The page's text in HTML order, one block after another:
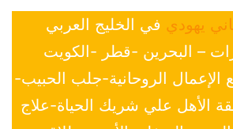
يهودي في الخليج العربي
– البحرين -قطر -الكويت
الروحانية-جلب الحبيب-
الأهل علي شريك الحياة-علاج